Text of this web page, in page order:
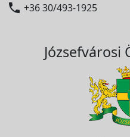
 +36 30/493-1925